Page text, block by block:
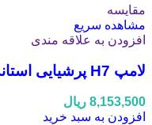
مقایسه
مشاهده سریع
افزودن به علاقه مندی
لامپ H7 پرشیایی استاندارد 24 ولت 70 وات فیلیپس
8,153,500 ریال
افزودن به سبد خرید